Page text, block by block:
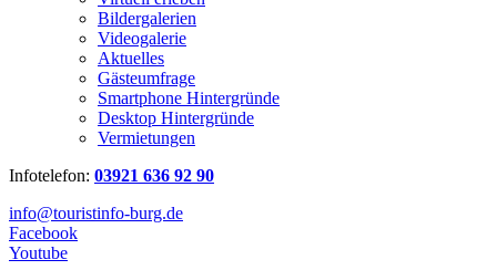
Bildergalerien
Videogalerie
Aktuelles
Gästeumfrage
Smartphone Hintergründe
Desktop Hintergründe
Vermietungen
Infotelefon: 03921 636 92 90
info@touristinfo-burg.de
Facebook
Youtube